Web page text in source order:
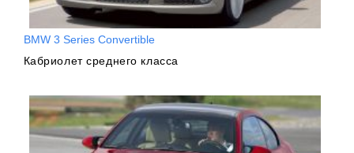
BMW 3 Series Convertible
Кабриолет среднего класса